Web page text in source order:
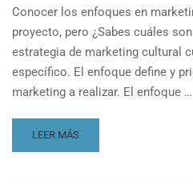
Conocer los enfoques en
proyecto, pero ¿Sabes cuáles
estrategia de marketing cultural
específico. El enfoque define y
marketing a realizar. El enfoque …
READ
MORE
LEER MÁS